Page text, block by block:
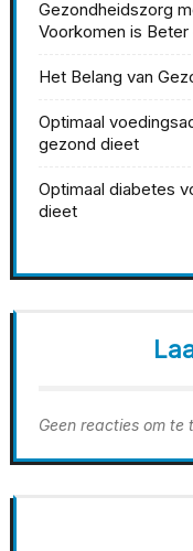
Gezondheidszorg
Voorkomen is Beter
Het Belang van
Optimaal
gezond dieet
Optimaal diabetes
dieet
Geen reacties om te